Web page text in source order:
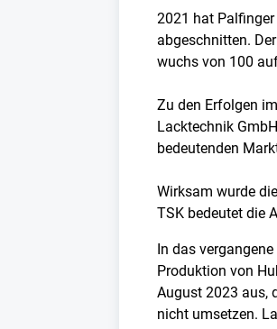
2021 hat
abgeschnitten.
wuchs von 100
Zu den Erfolgen
Lacktechnik
bedeutenden
Wirksam wurde
TSK bedeutet die
In das
Produktion von
August 2023 aus,
nicht umsetzen.